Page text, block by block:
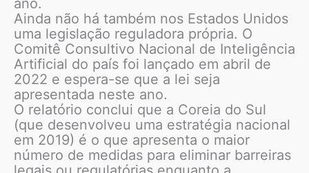
ano.
Ainda não há também nos Estados Unidos
uma legislação reguladora própria. O
Comitê Consultivo Nacional de Inteligência
Artificial do país foi lançado em abril de
2022 e espera-se que a lei seja
apresentada neste ano.
O relatório conclui que a Coreia do Sul
(que desenvolveu uma estratégia nacional
em 2019) é o que apresenta o maior
número de medidas para eliminar barreiras